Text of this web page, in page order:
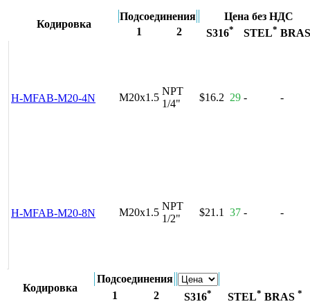
Кодировка
Подсоединения
Цена без НДС
1
2 S316* STEL*
H-MFAB-M20-4N M20x1.5
NPT
1/4"
$16.2 29 - -
H-MFAB-M20-8N M20x1.5
NPT
1/2"
$21.1 37 - -
Кодировка
Подсоединения
1
2 S316* STEL* BRAS *